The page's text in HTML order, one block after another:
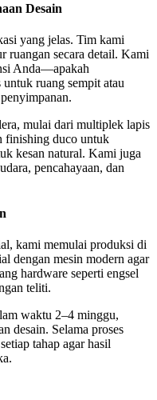
Desain
yang jelas. Tim kami
ruangan secara detail. Kami
Anda—apakah
ruang sempit atau
mulai dari multiplek lapis
finishing duco untuk
kesan natural. Kami juga
pencahayaan, dan
kami memulai produksi di
dengan mesin modern agar
hardware seperti engsel
teliti.
waktu 2–4 minggu,
desain. Selama proses
tahap agar hasil